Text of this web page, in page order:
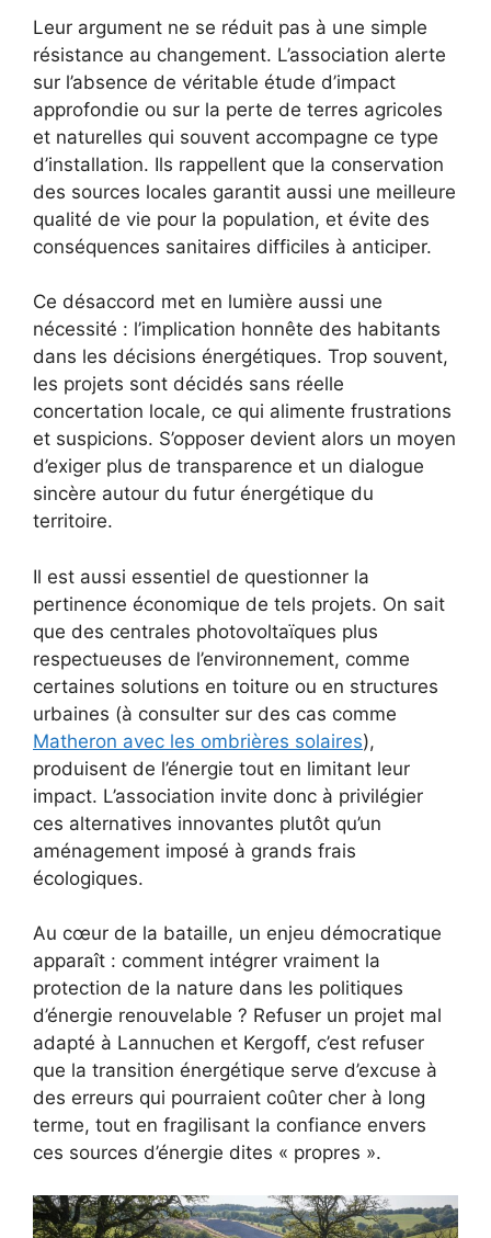
Leur argument ne se réduit pas à une simple
résistance au changement. L’association alerte
sur l’absence de véritable étude d’impact
approfondie ou sur la perte de terres agricoles
et naturelles qui souvent accompagne ce type
d’installation. Ils rappellent que la conservation
des sources locales garantit aussi une meilleure
qualité de vie pour la population, et évite des
conséquences sanitaires difficiles à anticiper.
Ce désaccord met en lumière aussi une
nécessité : l’implication honnête des habitants
dans les décisions énergétiques. Trop souvent,
les projets sont décidés sans réelle
concertation locale, ce qui alimente frustrations
et suspicions. S’opposer devient alors un moyen
d’exiger plus de transparence et un dialogue
sincère autour du futur énergétique du
territoire.
Il est aussi essentiel de questionner la
pertinence économique de tels projets. On sait
que des centrales photovoltaïques plus
respectueuses de l’environnement, comme
certaines solutions en toiture ou en structures
urbaines (à consulter sur des cas comme
Matheron avec les ombrières solaires),
produisent de l’énergie tout en limitant leur
impact. L’association invite donc à privilégier
ces alternatives innovantes plutôt qu’un
aménagement imposé à grands frais
écologiques.
Au cœur de la bataille, un enjeu démocratique
apparaît : comment intégrer vraiment la
protection de la nature dans les politiques
d’énergie renouvelable ? Refuser un projet mal
adapté à Lannuchen et Kergoff, c’est refuser
que la transition énergétique serve d’excuse à
des erreurs qui pourraient coûter cher à long
terme, tout en fragilisant la confiance envers
ces sources d’énergie dites « propres ».